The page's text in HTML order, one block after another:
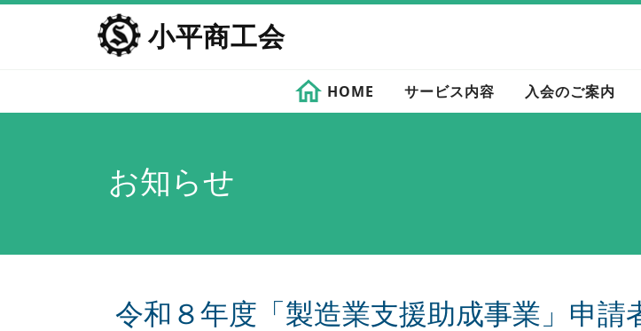
小平商工会
HOME サービス内容 入会のご案内
お知らせ
令和８年度「製造業支援助成事業」申請